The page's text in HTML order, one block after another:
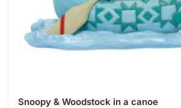
Snoopy & Woodstock in a canoe